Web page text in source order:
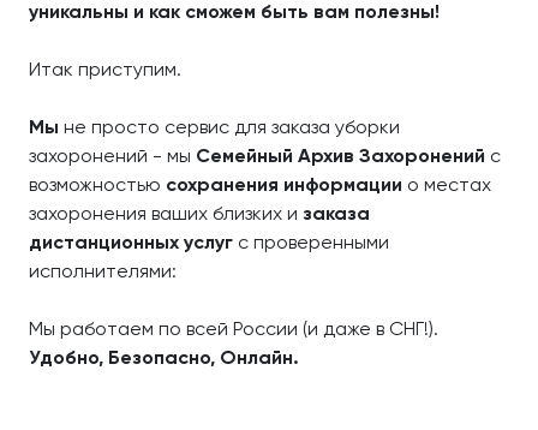
уникальны и как сможем быть вам полезны!
Итак приступим.
Мы не просто сервис для заказа уборки
захоронений - мы Семейный Архив Захоронений с
возможностью сохранения информации о местах
захоронения ваших близких и заказа
дистанционных услуг с проверенными
исполнителями:
Мы работаем по всей России (и даже в СНГ!).
Удобно, Безопасно, Онлайн.